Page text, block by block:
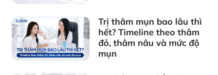
Trị thâm mụn bao lâu thì
hết? Timeline theo thâm
đỏ, thâm nâu và mức độ
mụn